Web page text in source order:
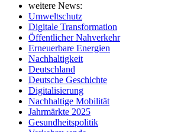
weitere News:
Umweltschutz
Digitale Transformation
Öffentlicher Nahverkehr
Erneuerbare Energien
Nachhaltigkeit
Deutschland
Deutsche Geschichte
Digitalisierung
Nachhaltige Mobilität
Jahrmärkte 2025
Gesundheitspolitik